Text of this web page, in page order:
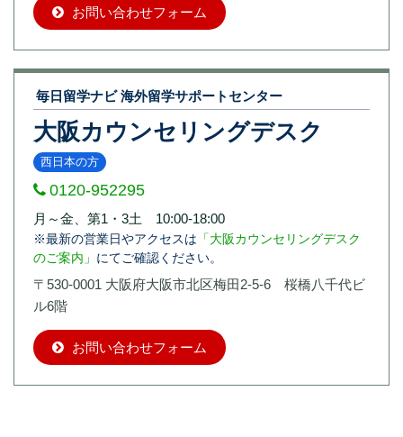
お問い合わせフォーム
毎日留学ナビ 海外留学サポートセンター
大阪カウンセリングデスク
西日本の方
0120-952295
月～金、第1・3土 10:00-18:00
※最新の営業日やアクセスは 「大阪カウンセリングデスク
のご案内」 にてご確認ください。
〒530-0001 大阪府大阪市北区梅田2-5-6 桜橋八千代ビ
ル6階
お問い合わせフォーム